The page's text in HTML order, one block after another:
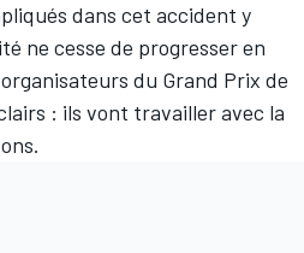
dans cet accident y
ne cesse de progresser en
du Grand Prix de
: ils vont travailler avec la